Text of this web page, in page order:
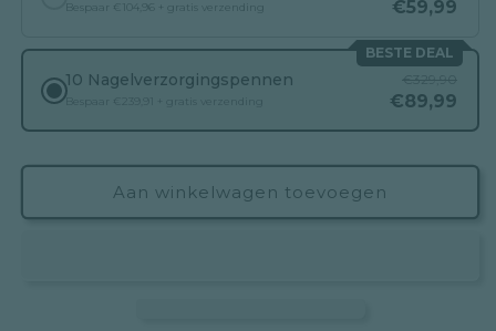
Bespaar €104,96 + gratis verzending €59,99
BESTE DEAL
10 Nagelverzorgingspennen
Bespaar €239,91 + gratis verzending €89,99
Aan winkelwagen toevoegen